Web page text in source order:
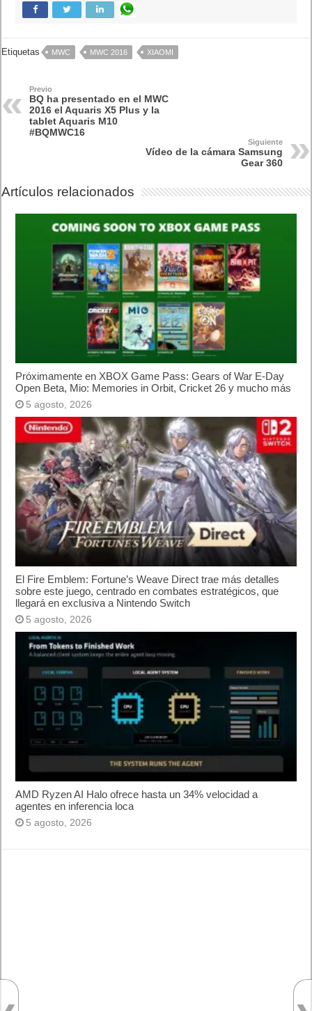
Etiquetas MWC MWC 2016 XIAOMI
Previo
BQ ha presentado en el MWC
2016 el Aquaris X5 Plus y la
tablet Aquaris M10
#BQMWC16
Siguiente
Vídeo de la cámara Samsung
Gear 360
Artículos relacionados
Próximamente en XBOX Game Pass: Gears of War E-Day
Open Beta, Mio: Memories in Orbit, Cricket 26 y mucho más
5 agosto, 2026
El Fire Emblem: Fortune’s Weave Direct trae más detalles
sobre este juego, centrado en combates estratégicos, que
llegará en exclusiva a Nintendo Switch
5 agosto, 2026
AMD Ryzen AI Halo ofrece hasta un 34% velocidad a
agentes en inferencia loca
5 agosto, 2026